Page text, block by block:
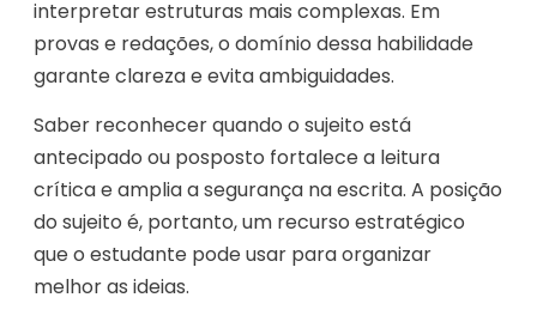
interpretar estruturas mais complexas. Em
provas e redações, o domínio dessa habilidade
garante clareza e evita ambiguidades.
Saber reconhecer quando o sujeito está
antecipado ou posposto fortalece a leitura
crítica e amplia a segurança na escrita. A posição
do sujeito é, portanto, um recurso estratégico
que o estudante pode usar para organizar
melhor as ideias.